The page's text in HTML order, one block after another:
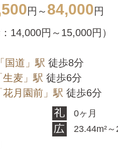
円～ 84,000円
14,000円～15,000円）
「国道」駅 徒歩8分
生麦」駅 徒歩6分
花月園前」駅 徒歩6分
0ヶ月
23.44m²